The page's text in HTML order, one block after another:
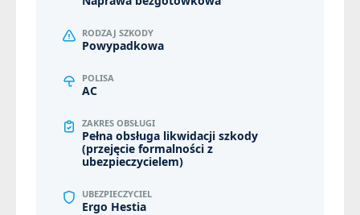
RODZAJ SZKODY
Powypadkowa
POLISA
AC
ZAKRES OBSŁUGI
Pełna obsługa likwidacji szkody
(przejęcie formalności z
ubezpieczycielem)
UBEZPIECZYCIEL
Ergo Hestia